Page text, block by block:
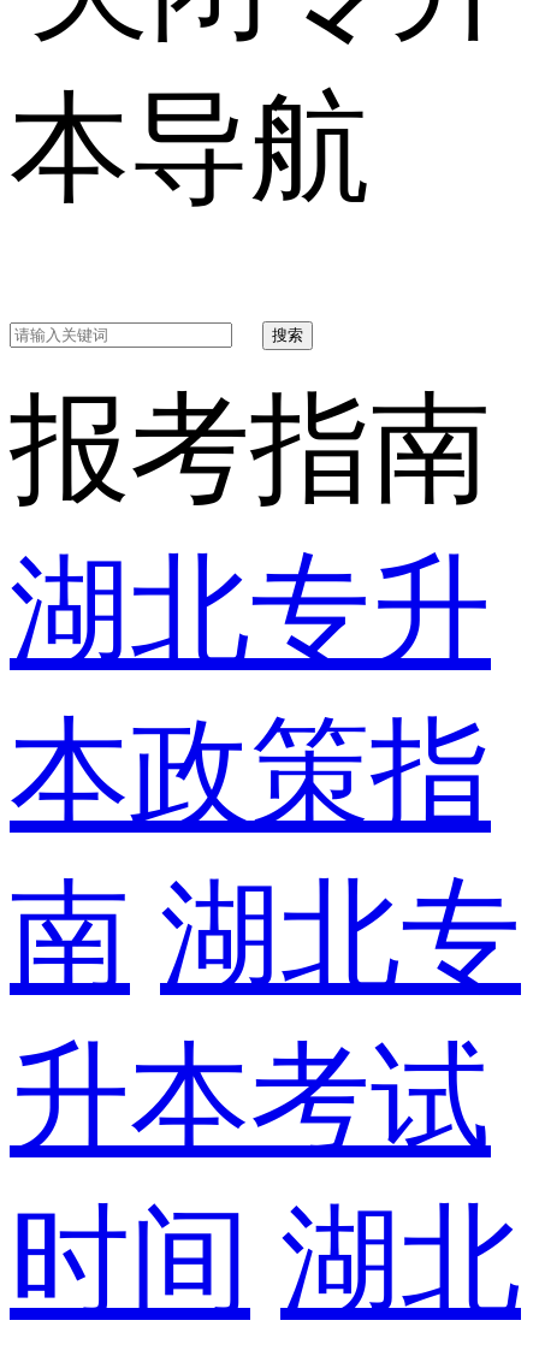
本导航
搜索
报考指南
湖北专升
本政策指
南 湖北专
升本考试
时间 湖北